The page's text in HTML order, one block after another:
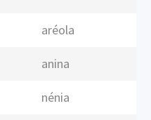
aréola
anina
nénia